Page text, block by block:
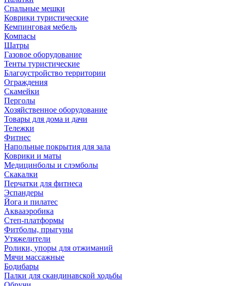
Спальные мешки
Коврики туристические
Кемпинговая мебель
Компасы
Шатры
Газовое оборудование
Тенты туристические
Благоустройство территории
Ограждения
Скамейки
Перголы
Хозяйственное оборудование
Товары для дома и дачи
Тележки
Фитнес
Напольные покрытия для зала
Коврики и маты
Медицинболы и слэмболы
Скакалки
Перчатки для фитнеса
Эспандеры
Йога и пилатес
Аквааэробика
Степ-платформы
Фитболы, прыгуны
Утяжелители
Ролики, упоры для отжиманий
Мячи массажные
Бодибары
Палки для скандинавской ходьбы